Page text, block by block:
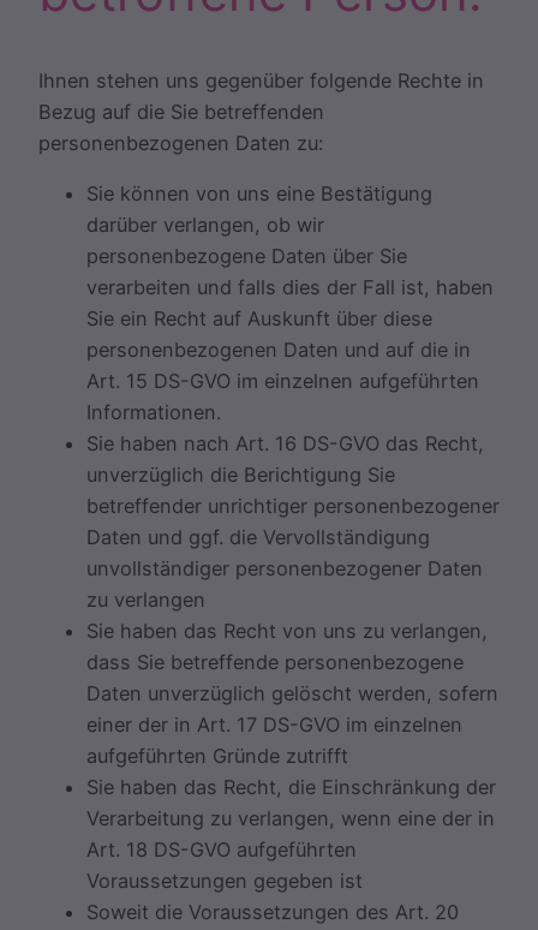
Ihnen stehen uns gegenüber folgende Rechte in
Bezug auf die Sie betreffenden
personenbezogenen Daten zu:
Sie können von uns eine Bestätigung
darüber verlangen, ob wir
personenbezogene Daten über Sie
verarbeiten und falls dies der Fall ist, haben
Sie ein Recht auf Auskunft über diese
personenbezogenen Daten und auf die in
Art. 15 DS-GVO im einzelnen aufgeführten
Informationen.
Sie haben nach Art. 16 DS-GVO das Recht,
unverzüglich die Berichtigung Sie
betreffender unrichtiger personenbezogener
Daten und ggf. die Vervollständigung
unvollständiger personenbezogener Daten
zu verlangen
Sie haben das Recht von uns zu verlangen,
dass Sie betreffende personenbezogene
Daten unverzüglich gelöscht werden, sofern
einer der in Art. 17 DS-GVO im einzelnen
aufgeführten Gründe zutrifft
Sie haben das Recht, die Einschränkung der
Verarbeitung zu verlangen, wenn eine der in
Art. 18 DS-GVO aufgeführten
Voraussetzungen gegeben ist
Soweit die Voraussetzungen des Art. 20